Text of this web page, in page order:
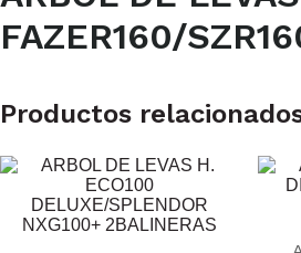
FAZER160/
Productos